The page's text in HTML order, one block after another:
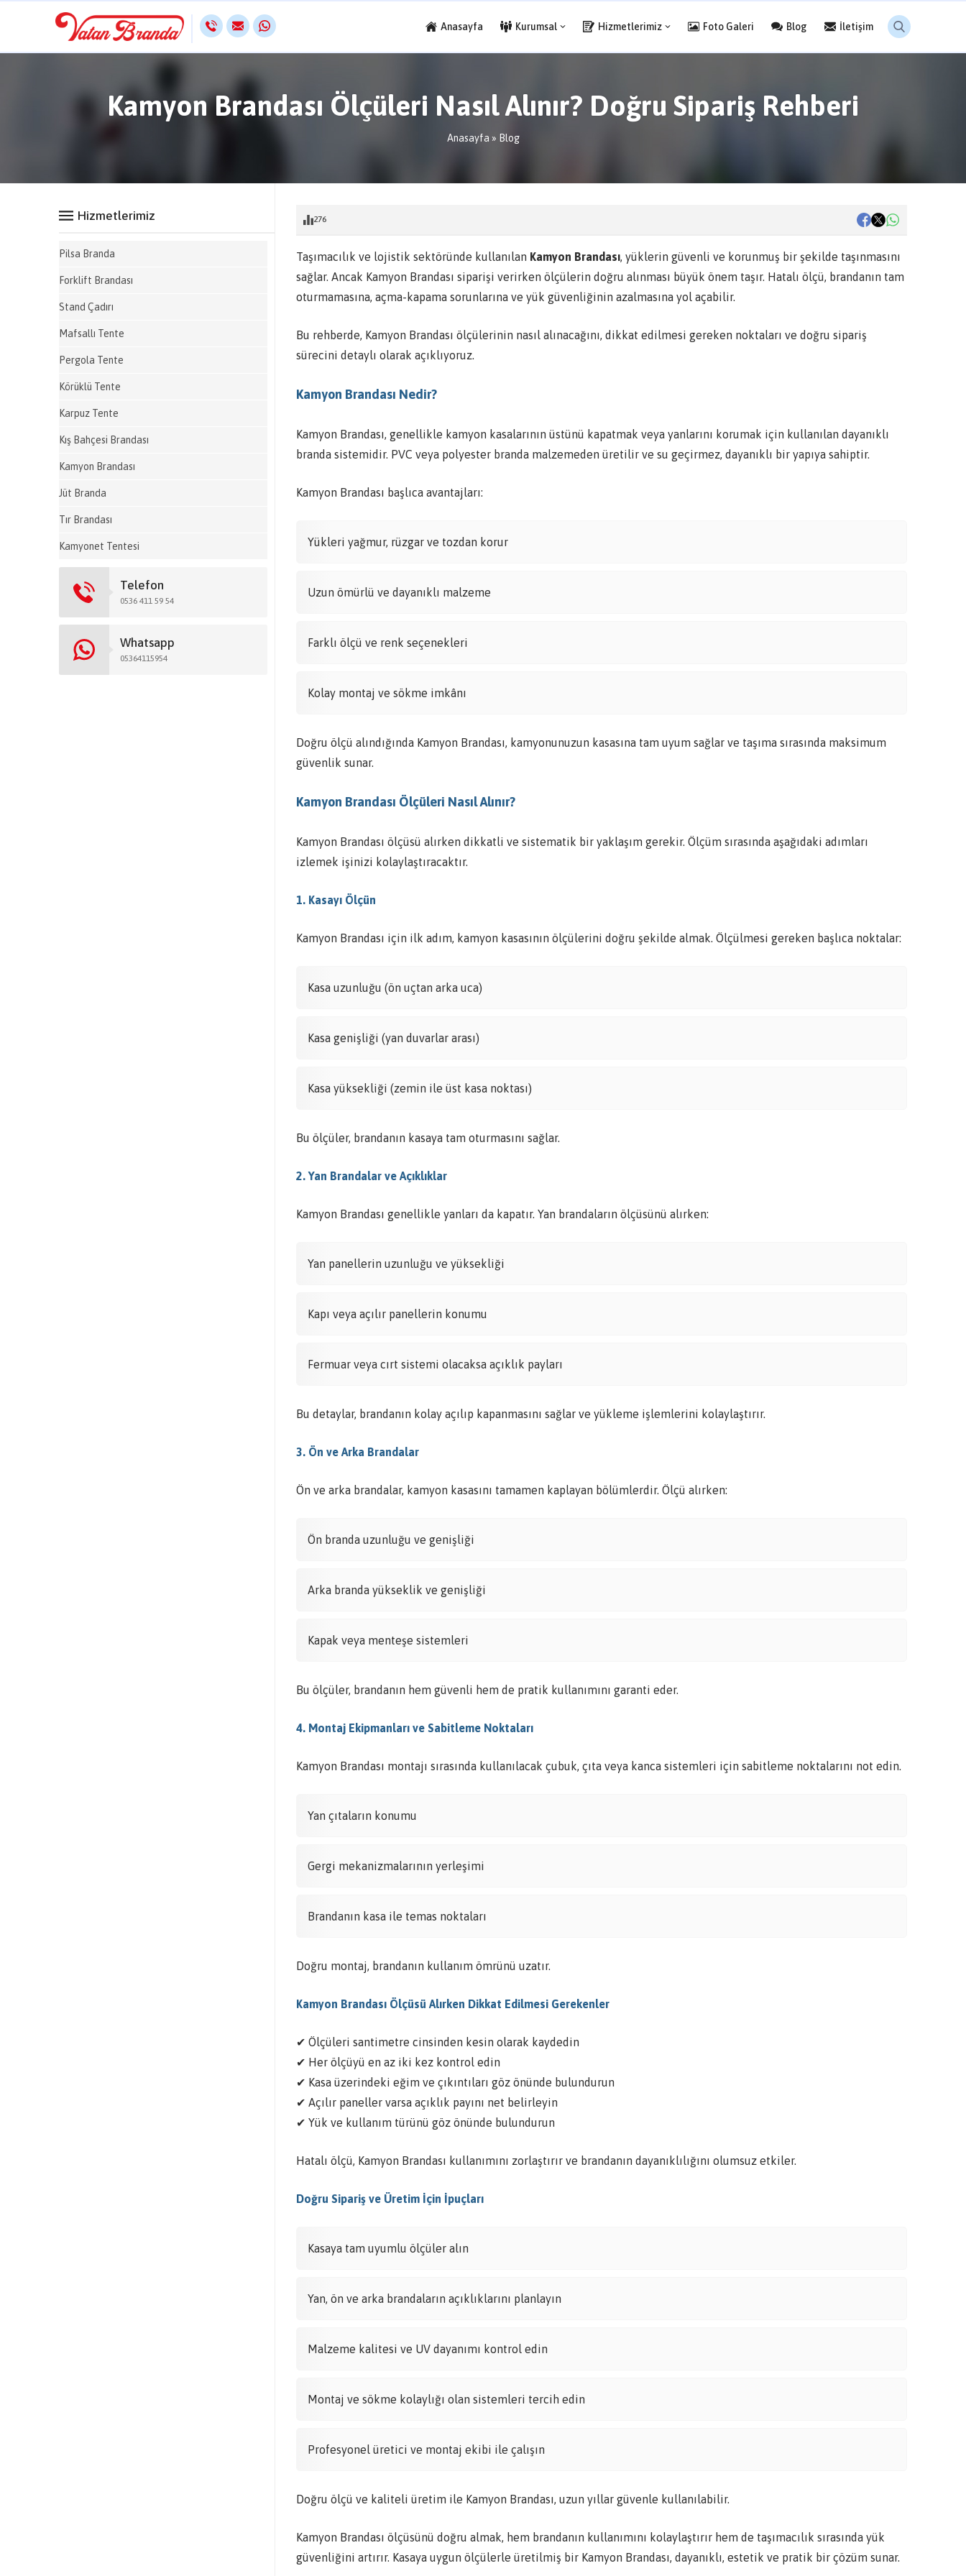
Anasayfa Kurumsal Hizmetlerimiz Foto Galeri Blog İletişim
Kamyon Brandası Ölçüleri Nasıl Alınır? Doğru Sipariş Rehberi
Anasayfa » Blog
276
Taşımacılık ve lojistik sektöründe kullanılan Kamyon Brandası, yüklerin güvenli ve korunmuş bir şekilde taşınmasını
sağlar. Ancak Kamyon Brandası siparişi verirken ölçülerin doğru alınması büyük önem taşır. Hatalı ölçü, brandanın tam
oturmamasına, açma-kapama sorunlarına ve yük güvenliğinin azalmasına yol açabilir.
Bu rehberde, Kamyon Brandası ölçülerinin nasıl alınacağını, dikkat edilmesi gereken noktaları ve doğru sipariş
sürecini detaylı olarak açıklıyoruz.
Kamyon Brandası Nedir?
Kamyon Brandası, genellikle kamyon kasalarının üstünü kapatmak veya yanlarını korumak için kullanılan dayanıklı
branda sistemidir. PVC veya polyester branda malzemeden üretilir ve su geçirmez, dayanıklı bir yapıya sahiptir.
Kamyon Brandası başlıca avantajları:
Yükleri yağmur, rüzgar ve tozdan korur
Uzun ömürlü ve dayanıklı malzeme
Farklı ölçü ve renk seçenekleri
Kolay montaj ve sökme imkânı
Doğru ölçü alındığında Kamyon Brandası, kamyonunuzun kasasına tam uyum sağlar ve taşıma sırasında maksimum
güvenlik sunar.
Kamyon Brandası Ölçüleri Nasıl Alınır?
Kamyon Brandası ölçüsü alırken dikkatli ve sistematik bir yaklaşım gerekir. Ölçüm sırasında aşağıdaki adımları
izlemek işinizi kolaylaştıracaktır.
1. Kasayı Ölçün
Kamyon Brandası için ilk adım, kamyon kasasının ölçülerini doğru şekilde almak. Ölçülmesi gereken başlıca noktalar:
Kasa uzunluğu (ön uçtan arka uca)
Kasa genişliği (yan duvarlar arası)
Kasa yüksekliği (zemin ile üst kasa noktası)
Bu ölçüler, brandanın kasaya tam oturmasını sağlar.
2. Yan Brandalar ve Açıklıklar
Kamyon Brandası genellikle yanları da kapatır. Yan brandaların ölçüsünü alırken:
Yan panellerin uzunluğu ve yüksekliği
Kapı veya açılır panellerin konumu
Fermuar veya cırt sistemi olacaksa açıklık payları
Bu detaylar, brandanın kolay açılıp kapanmasını sağlar ve yükleme işlemlerini kolaylaştırır.
3. Ön ve Arka Brandalar
Ön ve arka brandalar, kamyon kasasını tamamen kaplayan bölümlerdir. Ölçü alırken:
Ön branda uzunluğu ve genişliği
Arka branda yükseklik ve genişliği
Kapak veya menteşe sistemleri
Bu ölçüler, brandanın hem güvenli hem de pratik kullanımını garanti eder.
4. Montaj Ekipmanları ve Sabitleme Noktaları
Kamyon Brandası montajı sırasında kullanılacak çubuk, çıta veya kanca sistemleri için sabitleme noktalarını not edin.
Yan çıtaların konumu
Gergi mekanizmalarının yerleşimi
Brandanın kasa ile temas noktaları
Doğru montaj, brandanın kullanım ömrünü uzatır.
Kamyon Brandası Ölçüsü Alırken Dikkat Edilmesi Gerekenler
✔ Ölçüleri santimetre cinsinden kesin olarak kaydedin
✔ Her ölçüyü en az iki kez kontrol edin
✔ Kasa üzerindeki eğim ve çıkıntıları göz önünde bulundurun
✔ Açılır paneller varsa açıklık payını net belirleyin
✔ Yük ve kullanım türünü göz önünde bulundurun
Hatalı ölçü, Kamyon Brandası kullanımını zorlaştırır ve brandanın dayanıklılığını olumsuz etkiler.
Doğru Sipariş ve Üretim İçin İpuçları
Kasaya tam uyumlu ölçüler alın
Yan, ön ve arka brandaların açıklıklarını planlayın
Malzeme kalitesi ve UV dayanımı kontrol edin
Montaj ve sökme kolaylığı olan sistemleri tercih edin
Profesyonel üretici ve montaj ekibi ile çalışın
Doğru ölçü ve kaliteli üretim ile Kamyon Brandası, uzun yıllar güvenle kullanılabilir.
Kamyon Brandası ölçüsünü doğru almak, hem brandanın kullanımını kolaylaştırır hem de taşımacılık sırasında yük
güvenliğini artırır. Kasaya uygun ölçülerle üretilmiş bir Kamyon Brandası, dayanıklı, estetik ve pratik bir çözüm sunar.
Hizmetlerimiz
Pilsa Branda
Forklift Brandası
Stand Çadırı
Mafsallı Tente
Pergola Tente
Körüklü Tente
Karpuz Tente
Kış Bahçesi Brandası
Kamyon Brandası
Jüt Branda
Tır Brandası
Kamyonet Tentesi
Telefon
0536 411 59 54
Whatsapp
05364115954